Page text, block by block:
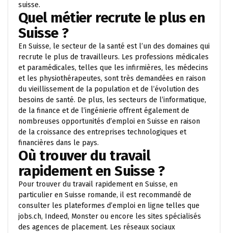
suisse.
Quel métier recrute le plus en
Suisse ?
En Suisse, le secteur de la santé est l’un des domaines qui
recrute le plus de travailleurs. Les professions médicales
et paramédicales, telles que les infirmières, les médecins
et les physiothérapeutes, sont très demandées en raison
du vieillissement de la population et de l’évolution des
besoins de santé. De plus, les secteurs de l’informatique,
de la finance et de l’ingénierie offrent également de
nombreuses opportunités d’emploi en Suisse en raison
de la croissance des entreprises technologiques et
financières dans le pays.
Où trouver du travail
rapidement en Suisse ?
Pour trouver du travail rapidement en Suisse, en
particulier en Suisse romande, il est recommandé de
consulter les plateformes d’emploi en ligne telles que
jobs.ch, Indeed, Monster ou encore les sites spécialisés
des agences de placement. Les réseaux sociaux